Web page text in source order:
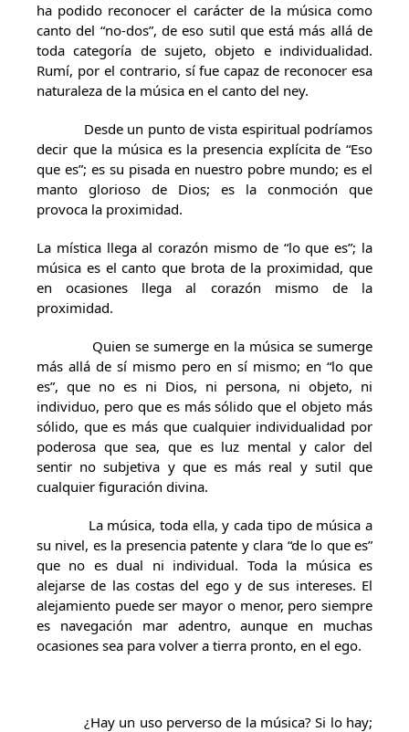
ha podido reconocer el carácter de la música como
canto del “no-dos”, de eso sutil que está más allá de
toda categoría de sujeto, objeto e individualidad.
Rumí, por el contrario, sí fue capaz de reconocer esa
naturaleza de la música en el canto del ney.
Desde un punto de vista espiritual podríamos
decir que la música es la presencia explícita de “Eso
que es”; es su pisada en nuestro pobre mundo; es el
manto glorioso de Dios; es la conmoción que
provoca la proximidad.
La mística llega al corazón mismo de “lo que es”; la
música es el canto que brota de la proximidad, que
en ocasiones llega al corazón mismo de la
proximidad.
Quien se sumerge en la música se sumerge
más allá de sí mismo pero en sí mismo; en “lo que
es”, que no es ni Dios, ni persona, ni objeto, ni
individuo, pero que es más sólido que el objeto más
sólido, que es más que cualquier individualidad por
poderosa que sea, que es luz mental y calor del
sentir no subjetiva y que es más real y sutil que
cualquier figuración divina.
La música, toda ella, y cada tipo de música a
su nivel, es la presencia patente y clara “de lo que es”
que no es dual ni individual. Toda la música es
alejarse de las costas del ego y de sus intereses. El
alejamiento puede ser mayor o menor, pero siempre
es navegación mar adentro, aunque en muchas
ocasiones sea para volver a tierra pronto, en el ego.
¿Hay un uso perverso de la música? Si lo hay;